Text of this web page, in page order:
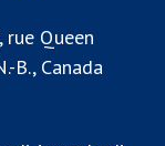
rue Queen
B., Canada